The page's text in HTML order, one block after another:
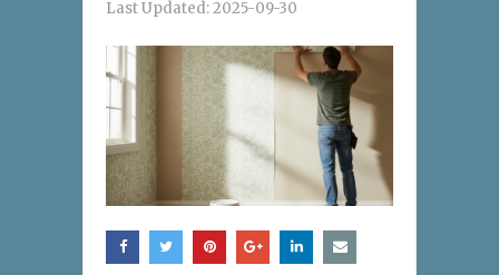
Last Updated:2025-09-30